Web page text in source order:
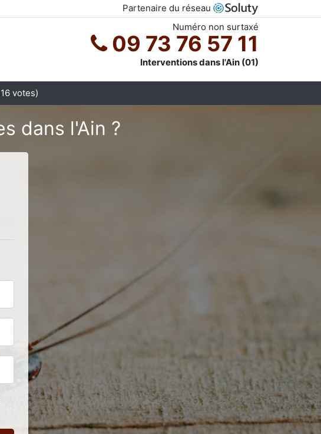
Partenaire du réseau
Numéro non surtaxé
09 73 76 57 11
Interventions dans l'Ain (01)
votes)
dans l'Ain ?